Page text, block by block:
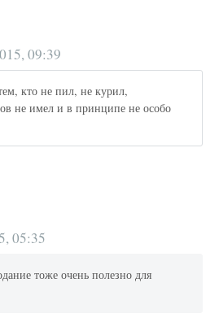
09:39
кто не пил, не курил,
не имел и в принципе не особо
05:35
тоже очень полезно для